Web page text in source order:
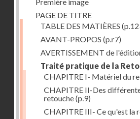
PAGE DE TITRE
TABLE DES MATIÈRES
AVANT-PROPOS (p.r7)
AVERTISSEMENT de
Traité pratique de la
CHAPITRE I- Matériel du
CHAPITRE II-Des
retouche(p.9)
CHAPITRE III- Ce qu'est la